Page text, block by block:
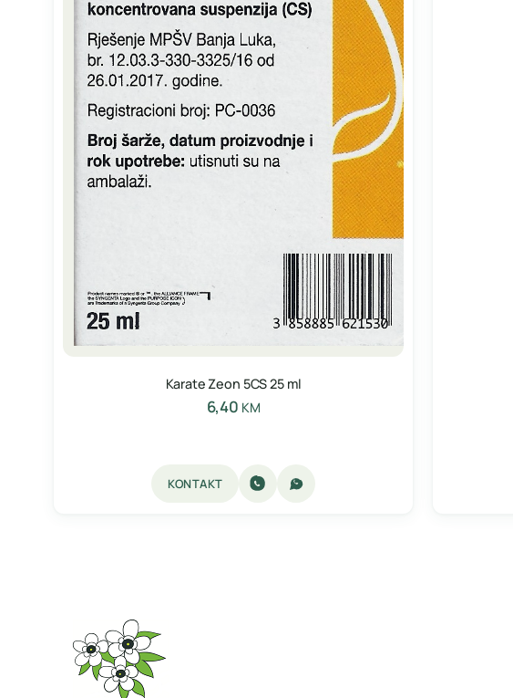
Karate Zeon 5CS 25 ml
6,40 KM
KONTAKT